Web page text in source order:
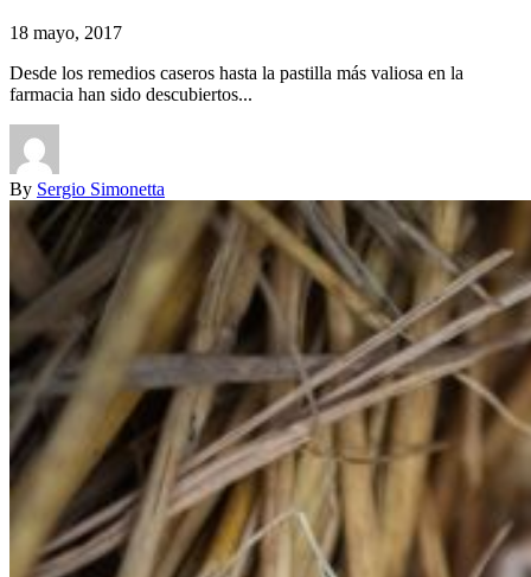
18 mayo, 2017
Desde los remedios caseros hasta la pastilla más valiosa en la
farmacia han sido descubiertos...
By Sergio Simonetta